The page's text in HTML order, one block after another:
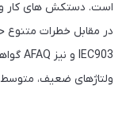
است. دستکش های کار
در مقابل خطرات
ولتاژهای ضعیف،